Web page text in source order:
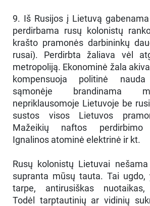
9. Iš Rusijos į Lietuvą
perdirbama rusų kolonistų
krašto pramonės darbininkų
rusai). Perdirbta žaliava vėl
metropoliją. Ekonominė žala
kompensuoja politinė
sąmonėje brandinama
nepriklausomoje Lietuvoje be
sustos visos Lietuvos
Mažeikių naftos perdirbimo
Ignalinos atominė elektrinė ir kt.
Rusų kolonistų Lietuvai
supranta mūsų tauta. Tai ugdo,
tarpe, antirusiškas nuotaikas,
Todėl tarptautinių ar vidinių